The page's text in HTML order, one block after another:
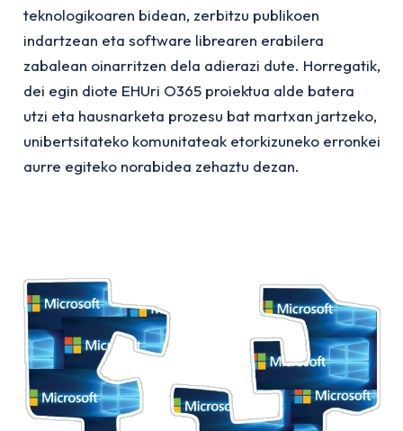
teknologikoaren bidean, zerbitzu publikoen
indartzean eta software librearen erabilera
zabalean oinarritzen dela adierazi dute. Horregatik,
dei egin diote EHUri O365 proiektua alde batera
utzi eta hausnarketa prozesu bat martxan jartzeko,
unibertsitateko komunitateak etorkizuneko erronkei
aurre egiteko norabidea zehaztu dezan.